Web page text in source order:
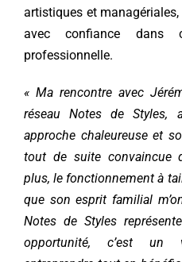
artistiques et
avec confiance dans
professionnelle.
« Ma rencontre avec
réseau Notes de Styles,
approche chaleureuse et
tout de suite convaincue
plus, le fonctionnement à
que son esprit familial
Notes de Styles
opportunité, c’est un